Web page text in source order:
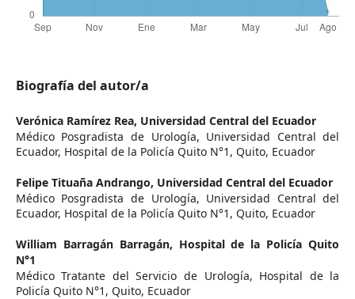
Biografía del autor/a
Verónica Ramírez Rea, Universidad Central del Ecuador
Médico Posgradista de Urología, Universidad Central del
Ecuador, Hospital de la Policía Quito N°1, Quito, Ecuador
Felipe Tituaña Andrango, Universidad Central del Ecuador
Médico Posgradista de Urología, Universidad Central del
Ecuador, Hospital de la Policía Quito N°1, Quito, Ecuador
William Barragán Barragán, Hospital de la Policía Quito
N°1
Médico Tratante del Servicio de Urología, Hospital de la
Policía Quito N°1, Quito, Ecuador